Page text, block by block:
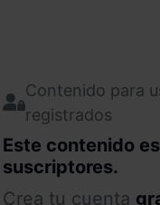
Contenido para
registrados
Este contenido
suscriptores.
Crea tu cuenta